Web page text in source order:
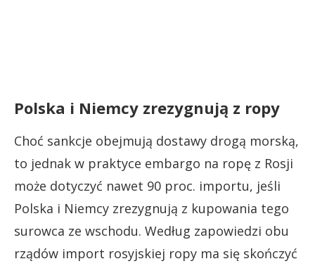
Polska i Niemcy zrezygnują z ropy
Choć sankcje obejmują dostawy drogą morską,
to jednak w praktyce embargo na ropę z Rosji
może dotyczyć nawet 90 proc. importu, jeśli
Polska i Niemcy zrezygnują z kupowania tego
surowca ze wschodu. Według zapowiedzi obu
rządów import rosyjskiej ropy ma się skończyć